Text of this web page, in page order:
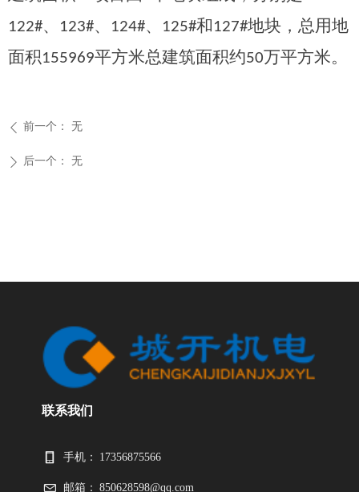
122#、 123#、 124#、 125#和 127#地块，总用地
面积155969平方米总建筑面积约50万平方米。
ꄴ 前一个： 无
ꄲ 后一个： 无
联系我们
手机： 17356875566
邮箱： 850628598@qq.com